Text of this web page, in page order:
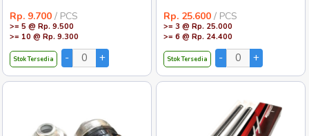
Rp. 9.700 / PCS
>= 5 @ Rp. 9.500
>= 10 @ Rp. 9.300
Stok Tersedia
Rp. 25.600 / PCS
>= 3 @ Rp. 25.000
>= 6 @ Rp. 24.400
Stok Tersedia